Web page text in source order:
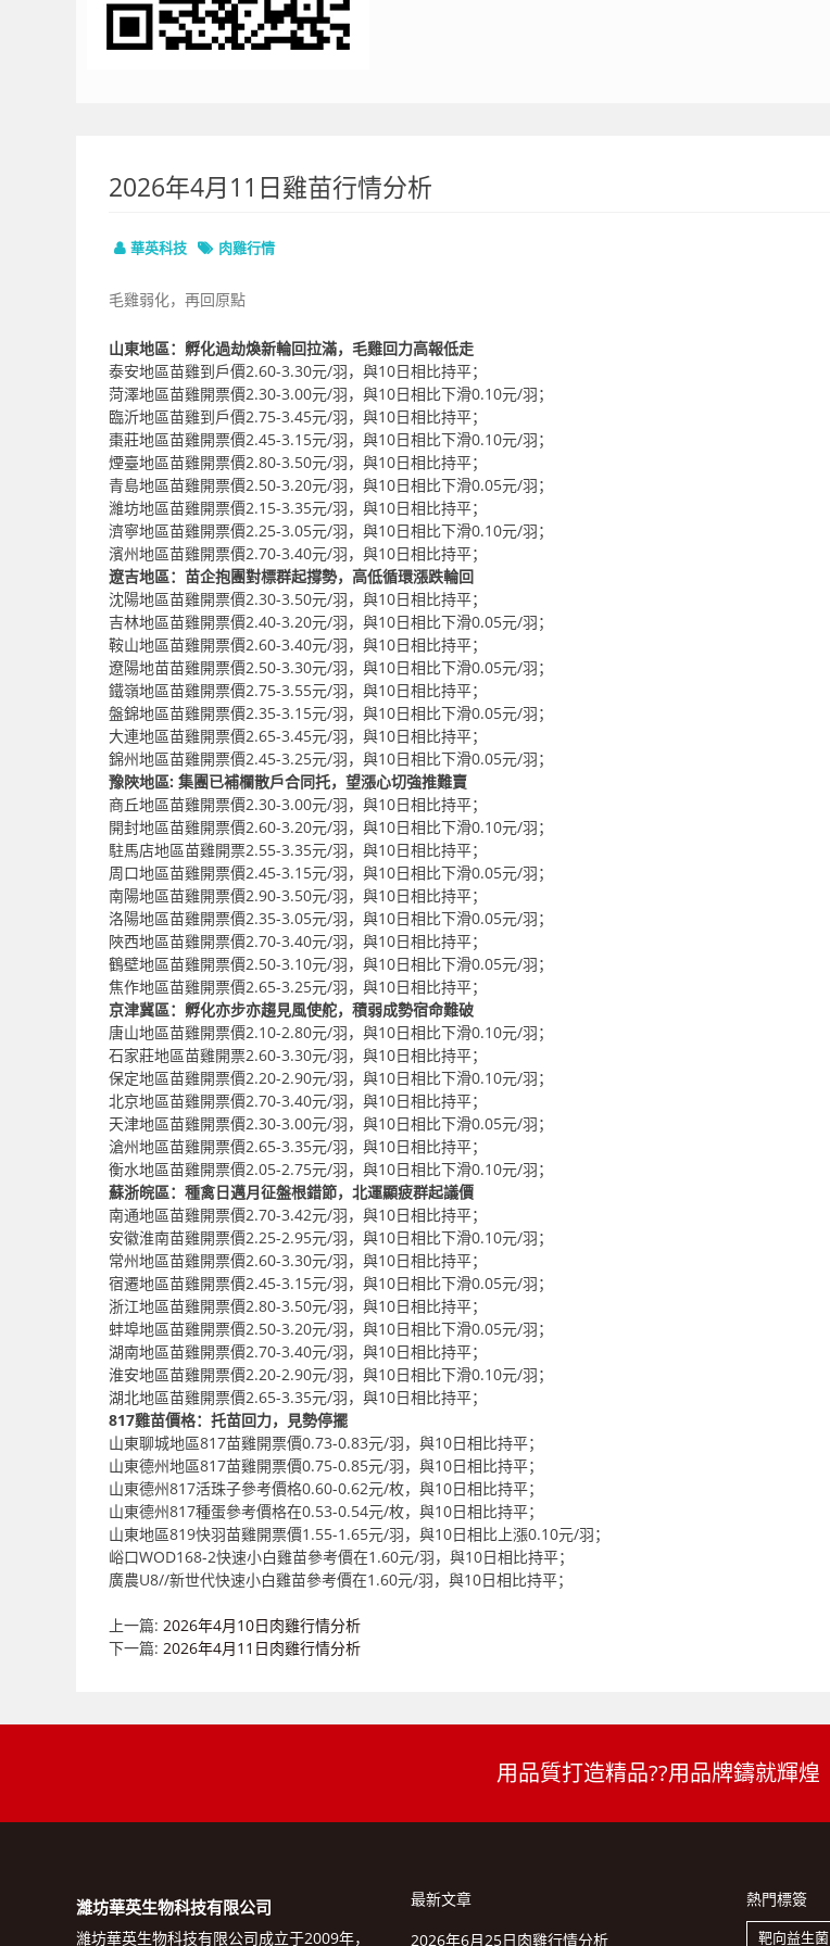
2026年4月11日雞苗行情分析
華英科技 肉雞行情
毛雞弱化，再回原點
山東地區：孵化過劫煥新輪回拉滿，毛雞回力高報低走
泰安地區苗雞到戶價2.60-3.30元/羽，與10日相比持平；
菏澤地區苗雞開票價2.30-3.00元/羽，與10日相比下滑0.10元/羽；
臨沂地區苗雞到戶價2.75-3.45元/羽，與10日相比持平；
棗莊地區苗雞開票價2.45-3.15元/羽，與10日相比下滑0.10元/羽；
煙臺地區苗雞開票價2.80-3.50元/羽，與10日相比持平；
青島地區苗雞開票價2.50-3.20元/羽，與10日相比下滑0.05元/羽；
濰坊地區苗雞開票價2.15-3.35元/羽，與10日相比持平；
濟寧地區苗雞開票價2.25-3.05元/羽，與10日相比下滑0.10元/羽；
濱州地區苗雞開票價2.70-3.40元/羽，與10日相比持平；
遼吉地區：苗企抱團對標群起撐勢，高低循環漲跌輪回
沈陽地區苗雞開票價2.30-3.50元/羽，與10日相比持平；
吉林地區苗雞開票價2.40-3.20元/羽，與10日相比下滑0.05元/羽；
鞍山地區苗雞開票價2.60-3.40元/羽，與10日相比持平；
遼陽地苗苗雞開票價2.50-3.30元/羽，與10日相比下滑0.05元/羽；
鐵嶺地區苗雞開票價2.75-3.55元/羽，與10日相比持平；
盤錦地區苗雞開票價2.35-3.15元/羽，與10日相比下滑0.05元/羽；
大連地區苗雞開票價2.65-3.45元/羽，與10日相比持平；
錦州地區苗雞開票價2.45-3.25元/羽，與10日相比下滑0.05元/羽；
豫陜地區: 集團已補欄散戶合同托，望漲心切強推難賣
商丘地區苗雞開票價2.30-3.00元/羽，與10日相比持平；
開封地區苗雞開票價2.60-3.20元/羽，與10日相比下滑0.10元/羽；
駐馬店地區苗雞開票2.55-3.35元/羽，與10日相比持平；
周口地區苗雞開票價2.45-3.15元/羽，與10日相比下滑0.05元/羽；
南陽地區苗雞開票價2.90-3.50元/羽，與10日相比持平；
洛陽地區苗雞開票價2.35-3.05元/羽，與10日相比下滑0.05元/羽；
陜西地區苗雞開票價2.70-3.40元/羽，與10日相比持平；
鶴壁地區苗雞開票價2.50-3.10元/羽，與10日相比下滑0.05元/羽；
焦作地區苗雞開票價2.65-3.25元/羽，與10日相比持平；
京津冀區：孵化亦步亦趨見風使舵，積弱成勢宿命難破
唐山地區苗雞開票價2.10-2.80元/羽，與10日相比下滑0.10元/羽；
石家莊地區苗雞開票2.60-3.30元/羽，與10日相比持平；
保定地區苗雞開票價2.20-2.90元/羽，與10日相比下滑0.10元/羽；
北京地區苗雞開票價2.70-3.40元/羽，與10日相比持平；
天津地區苗雞開票價2.30-3.00元/羽，與10日相比下滑0.05元/羽；
滄州地區苗雞開票價2.65-3.35元/羽，與10日相比持平；
衡水地區苗雞開票價2.05-2.75元/羽，與10日相比下滑0.10元/羽；
蘇浙皖區：種禽日邁月征盤根錯節，北運顯疲群起議價
南通地區苗雞開票價2.70-3.42元/羽，與10日相比持平；
安徽淮南苗雞開票價2.25-2.95元/羽，與10日相比下滑0.10元/羽；
常州地區苗雞開票價2.60-3.30元/羽，與10日相比持平；
宿遷地區苗雞開票價2.45-3.15元/羽，與10日相比下滑0.05元/羽；
浙江地區苗雞開票價2.80-3.50元/羽，與10日相比持平；
蚌埠地區苗雞開票價2.50-3.20元/羽，與10日相比下滑0.05元/羽；
湖南地區苗雞開票價2.70-3.40元/羽，與10日相比持平；
淮安地區苗雞開票價2.20-2.90元/羽，與10日相比下滑0.10元/羽；
湖北地區苗雞開票價2.65-3.35元/羽，與10日相比持平；
817雞苗價格：托苗回力，見勢停擺
山東聊城地區817苗雞開票價0.73-0.83元/羽，與10日相比持平；
山東德州地區817苗雞開票價0.75-0.85元/羽，與10日相比持平；
山東德州817活珠子參考價格0.60-0.62元/枚，與10日相比持平；
山東德州817種蛋參考價格在0.53-0.54元/枚，與10日相比持平；
山東地區819快羽苗雞開票價1.55-1.65元/羽，與10日相比上漲0.10元/羽；
峪口WOD168-2快速小白雞苗參考價在1.60元/羽，與10日相比持平；
廣農U8//新世代快速小白雞苗參考價在1.60元/羽，與10日相比持平；
上一篇: 2026年4月10日肉雞行情分析
下一篇: 2026年4月11日肉雞行情分析
用品質打造精品??用品牌鑄就輝煌
濰坊華英生物科技有限公司
濰坊華英生物科技有限公司成立于2009年，
最新文章
2026年6月25日肉雞行情分析
熱門標簽
靶向益生菌